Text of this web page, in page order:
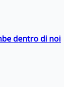
dentro di noi